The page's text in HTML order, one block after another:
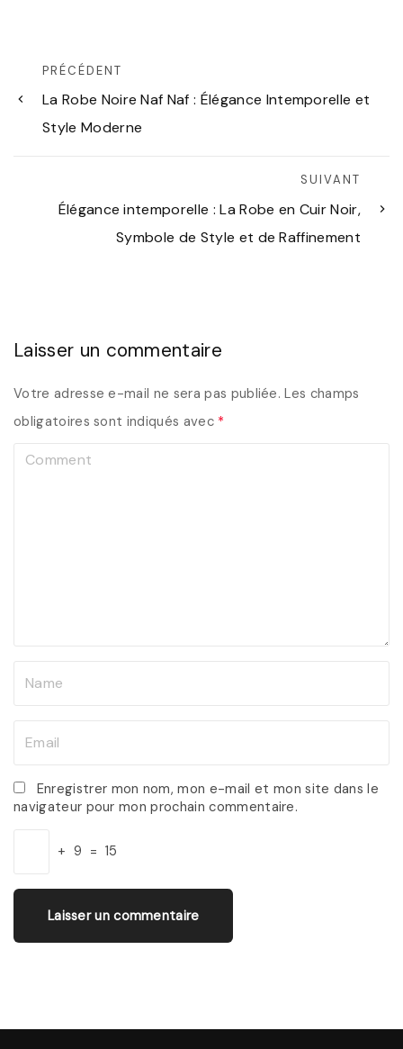
PRÉCÉDENT
La Robe Noire Naf Naf : Élégance Intemporelle et
Style Moderne
SUIVANT
Élégance intemporelle : La Robe en Cuir Noir,
Symbole de Style et de Raffinement
Laisser un commentaire
Votre adresse e-mail ne sera pas publiée. Les champs
obligatoires sont indiqués avec *
*
a
i
Enregistrer mon nom, mon e-mail et mon site dans le
navigateur pour mon prochain commentaire.
+ 9 = 15